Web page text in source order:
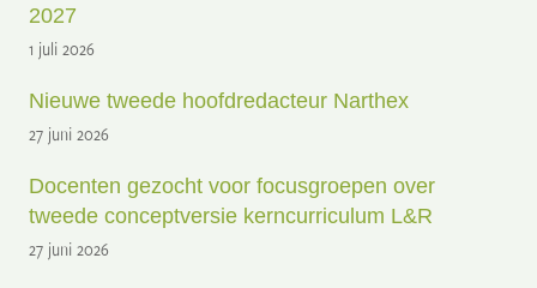
2027
1 juli 2026
Nieuwe tweede hoofdredacteur Narthex
27 juni 2026
Docenten gezocht voor focusgroepen over
tweede conceptversie kerncurriculum L&R
27 juni 2026